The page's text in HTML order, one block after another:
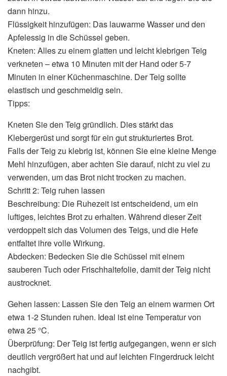
dann hinzu.
Flüssigkeit hinzufügen: Das lauwarme Wasser und den
Apfelessig in die Schüssel geben.
Kneten: Alles zu einem glatten und leicht klebrigen Teig
verkneten – etwa 10 Minuten mit der Hand oder 5-7
Minuten in einer Küchenmaschine. Der Teig sollte
elastisch und geschmeidig sein.
Tipps:
Kneten Sie den Teig gründlich. Dies stärkt das
Klebergerüst und sorgt für ein gut strukturiertes Brot.
Falls der Teig zu klebrig ist, können Sie eine kleine Menge
Mehl hinzufügen, aber achten Sie darauf, nicht zu viel zu
verwenden, um das Brot nicht trocken zu machen.
Schritt 2: Teig ruhen lassen
Beschreibung: Die Ruhezeit ist entscheidend, um ein
luftiges, leichtes Brot zu erhalten. Während dieser Zeit
verdoppelt sich das Volumen des Teigs, und die Hefe
entfaltet ihre volle Wirkung.
Abdecken: Bedecken Sie die Schüssel mit einem
sauberen Tuch oder Frischhaltefolie, damit der Teig nicht
austrocknet.
Gehen lassen: Lassen Sie den Teig an einem warmen Ort
etwa 1-2 Stunden ruhen. Ideal ist eine Temperatur von
etwa 25 °C.
Überprüfung: Der Teig ist fertig aufgegangen, wenn er sich
deutlich vergrößert hat und auf leichten Fingerdruck leicht
nachgibt.